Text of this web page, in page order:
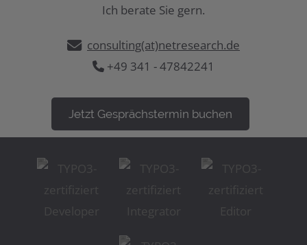
Ich berate Sie gern.
consulting(at)netresearch.de
+49 341 - 47842241
Jetzt Gesprächstermin buchen